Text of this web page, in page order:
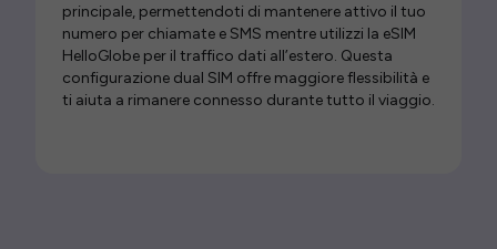
principale, permettendoti di mantenere attivo il tuo
numero per chiamate e SMS mentre utilizzi la eSIM
HelloGlobe per il traffico dati all’estero. Questa
configurazione dual SIM offre maggiore flessibilità e
ti aiuta a rimanere connesso durante tutto il viaggio.